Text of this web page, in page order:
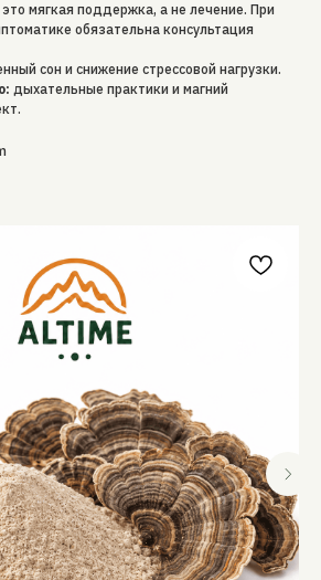
мягкая поддержка, а не лечение. При
обязательна консультация
сон и снижение стрессовой нагрузки.
дыхательные практики и магний